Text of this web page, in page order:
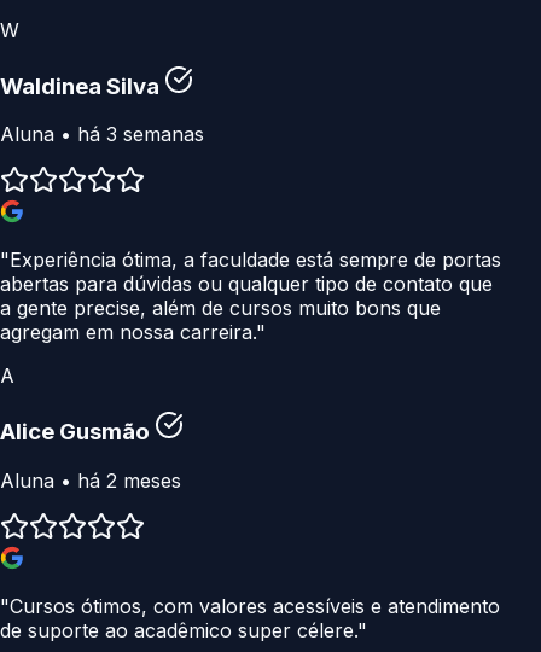
W
Waldinea Silva
Aluna • há 3 semanas
"Experiência ótima, a faculdade está sempre de portas
abertas para dúvidas ou qualquer tipo de contato que
a gente precise, além de cursos muito bons que
agregam em nossa carreira."
A
Alice Gusmão
Aluna • há 2 meses
"Cursos ótimos, com valores acessíveis e atendimento
de suporte ao acadêmico super célere."